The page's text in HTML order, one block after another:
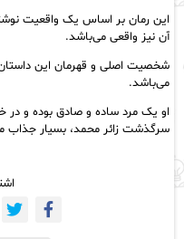
این رمان بر اساس یک واقعیت
آن نیز واقعی می‌باشد.
شخصیت اصلی و قهرمان این
می‌باشد.
او یک مرد ساده و صادق بوده و در
سرگذشت زائر محمد، بسیار جذاب